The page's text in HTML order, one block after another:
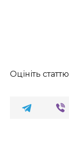
Оцініть статтю